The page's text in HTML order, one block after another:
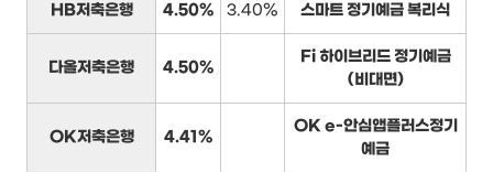
HB저축은행 4.50% 3.40% 스마트 정기예금 복리식
다올저축은행 4.50%
Fi 하이브리드 정기예금
(비대면)
OK저축은행 4.41%
OK e-안심앱플러스정기
예금